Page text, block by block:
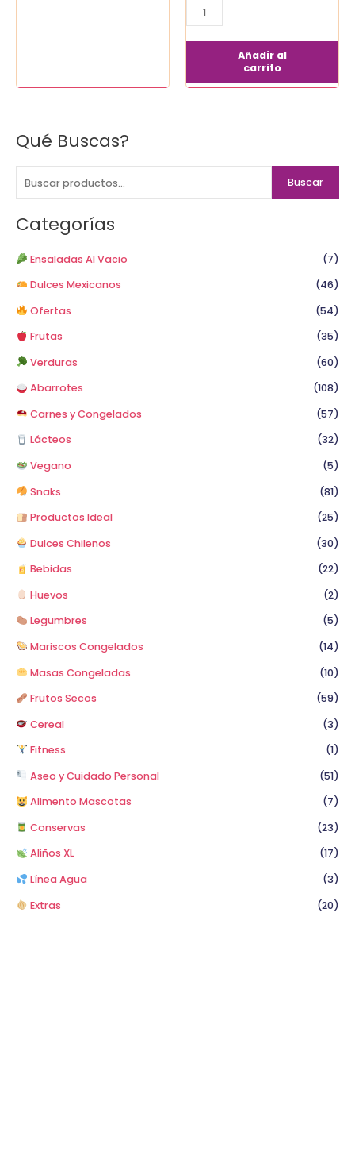
Qué Buscas?
B
c
a
p
:
Buscar
Categorías
Ensaladas Al Vacio
(7)
Dulces Mexicanos
(46)
Ofertas
(54)
Frutas
(35)
Verduras
(60)
Abarrotes
(108)
Carnes y Congelados
(57)
Lácteos
(32)
Vegano
(5)
Snaks
(81)
Productos Ideal
(25)
Dulces Chilenos
(30)
Bebidas
(22)
Huevos
(2)
Legumbres
(5)
Mariscos Congelados
(14)
Masas Congeladas
(10)
Frutos Secos
(59)
Cereal
(3)
Fitness
(1)
Aseo y Cuidado Personal
(51)
Alimento Mascotas
(7)
Conservas
(23)
Aliños XL
(17)
Línea Agua
(3)
Extras
(20)
Añadir al
carrito